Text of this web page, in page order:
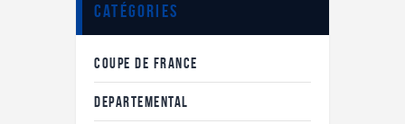
Catégories
COUPE DE FRANCE
DEPARTEMENTAL